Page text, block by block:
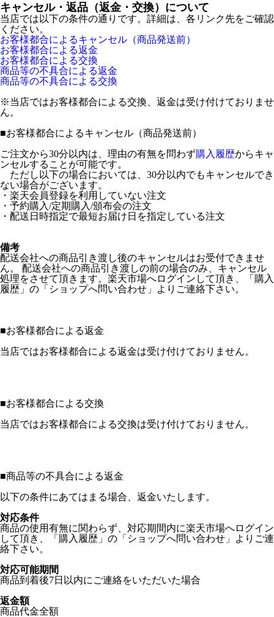
キャンセル・返品（返金・交換）について
当店では以下の条件の通りです。詳細は、各リンク先をご確認
ください。
お客様都合によるキャンセル（商品発送前）
お客様都合による返金
お客様都合による交換
商品等の不具合による返金
商品等の不具合による交換
※当店ではお客様都合による交換、返金は受け付けておりませ
ん。
■お客様都合によるキャンセル（商品発送前）
ご注文から30分以内は、理由の有無を問わず購入履歴からキャ
ンセルすることが可能です。
ただし以下の場合においては、30分以内でもキャンセルでき
ない場合がございます。
・楽天会員登録を利用していない注文
・予約購入/定期購入/頒布会の注文
・配送日時指定で最短お届け日を指定している注文
備考
配送会社への商品引き渡し後のキャンセルはお受付できませ
ん。 配送会社への商品引き渡しの前の場合のみ、キャンセル
処理をさせて頂きます。楽天市場へログインして頂き、「購入
履歴」の「ショップへ問い合わせ」よりご連絡下さい。
■お客様都合による返金
当店ではお客様都合による返金は受け付けておりません。
■お客様都合による交換
当店ではお客様都合による交換は受け付けておりません。
■商品等の不具合による返金
以下の条件にあてはまる場合、返金いたします。
対応条件
商品の使用有無に関わらず、対応期間内に楽天市場へログイン
して頂き、「購入履歴」の「ショップへ問い合わせ」よりご連
絡下さい。
対応可能期間
商品到着後7日以内にご連絡をいただいた場合
返金額
商品代金全額